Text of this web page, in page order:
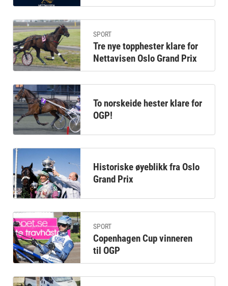
SPORT
Tre nye topphester klare for
Nettavisen Oslo Grand Prix
To norskeide hester klare for
OGP!
Historiske øyeblikk fra Oslo
Grand Prix
SPORT
Copenhagen Cup vinneren
til OGP